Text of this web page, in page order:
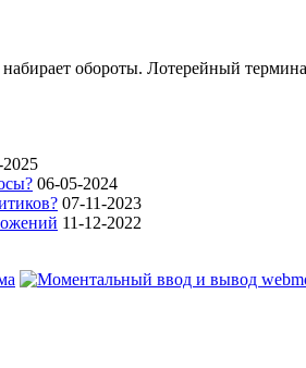
обороты. Лотерейный
2025
06-05-2024
07-11-2023
11-12-2022